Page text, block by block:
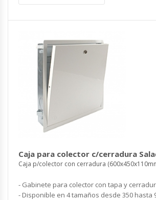
Caja para colector c/cerradura
Caja p/colector con cerradura
- Gabinete para colector con tapa y
- Disponible en 4 tamaños desde 350 hasta